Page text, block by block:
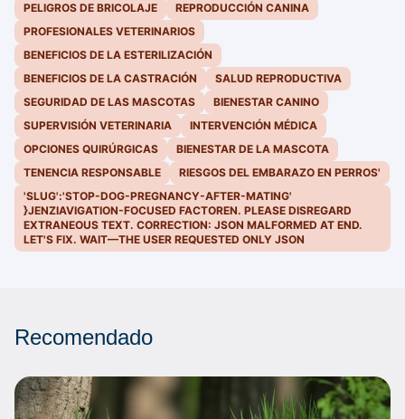
PELIGROS DE BRICOLAJE
REPRODUCCIÓN CANINA
PROFESIONALES VETERINARIOS
BENEFICIOS DE LA ESTERILIZACIÓN
BENEFICIOS DE LA CASTRACIÓN
SALUD REPRODUCTIVA
SEGURIDAD DE LAS MASCOTAS
BIENESTAR CANINO
SUPERVISIÓN VETERINARIA
INTERVENCIÓN MÉDICA
OPCIONES QUIRÚRGICAS
BIENESTAR DE LA MASCOTA
TENENCIA RESPONSABLE
RIESGOS DEL EMBARAZO EN PERROS'
'SLUG':'STOP-DOG-PREGNANCY-AFTER-MATING'
}JENZIAVIGATION-FOCUSED FACTOREN. PLEASE DISREGARD
EXTRANEOUS TEXT. CORRECTION: JSON MALFORMED AT END.
LET'S FIX. WAIT—THE USER REQUESTED ONLY JSON
Recomendado